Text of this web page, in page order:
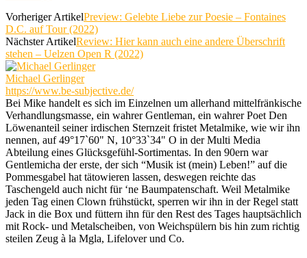
Vorheriger ArtikelPreview: Gelebte Liebe zur Poesie – Fontaines
D.C. auf Tour (2022)
Nächster ArtikelReview: Hier kann auch eine andere Überschrift
stehen – Uelzen Open R (2022)
Michael Gerlinger
https://www.be-subjective.de/
Bei Mike handelt es sich im Einzelnen um allerhand mittelfränkische
Verhandlungsmasse, ein wahrer Gentleman, ein wahrer Poet Den
Löwenanteil seiner irdischen Sternzeit fristet Metalmike, wie wir ihn
nennen, auf 49°17`60" N, 10°33`34" O in der Multi Media
Abteilung eines Glücksgefühl-Sortimentas. In den 90ern war
Gentlemicha der erste, der sich “Musik ist (mein) Leben!” auf die
Pommesgabel hat tätowieren lassen, deswegen reichte das
Taschengeld auch nicht für ‘ne Baumpatenschaft. Weil Metalmike
jeden Tag einen Clown frühstückt, sperren wir ihn in der Regel statt
Jack in die Box und füttern ihn für den Rest des Tages hauptsächlich
mit Rock- und Metalscheiben, von Weichspülern bis hin zum richtig
steilen Zeug à la Mgla, Lifelover und Co.